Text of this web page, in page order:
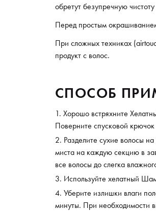
обретут безупречную
Перед простым
При сложных техниках
продукт с волос.
СПОСОБ
Хорошо встряхните
Поверните спусковой
Разделите сухие волосы
миста на каждую секцию в
все волосы до слегка
Используйте хелатный
Уберите излишки влаги
минуты. При необходимости